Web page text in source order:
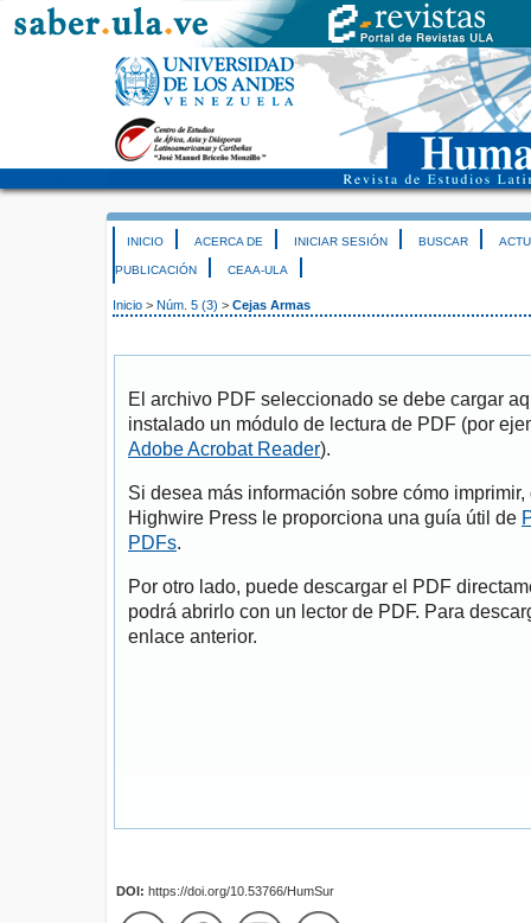
INICIO ACERCA DE INICIAR SESIÓN BUSCAR
PUBLICACIÓN CEAA-ULA
Inicio > Núm. 5 (3) > Cejas Armas
El archivo PDF seleccionado se debe cargar
instalado un módulo de lectura de PDF (por
Adobe Acrobat Reader).
Si desea más información sobre cómo
Highwire Press le proporciona una guía útil de
PDFs.
Por otro lado, puede descargar el PDF
podrá abrirlo con un lector de PDF. Para
enlace anterior.
DOI: https://doi.org/10.53766/HumSur